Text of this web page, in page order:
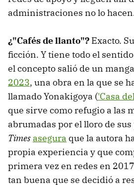
administraciones no lo
¿"Cafés de llanto"? Exacto.
ficción. Y tiene todo el
el concepto salió de un manga
2023, una obra en la que se
llamado Yonakigoya ('Casa
que sirve como refugio a las
abrumadas por el lloro de
Times asegura que la autora
propia experiencia y que
primera vez en redes en
tan buena que se decidió a